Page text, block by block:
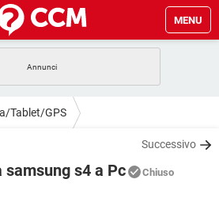
MENU
ANDROID
WHATSAPP
GAMING
GAMING
Tablet/GPS
Successivo
samsung s4 a Pc Chiuso